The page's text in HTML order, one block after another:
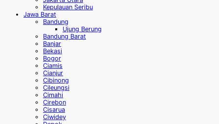
Kepulauan Seribu
Jawa Barat
Bandung
Ujung Berung
Bandung Barat
Banjar
Bekasi
Bogor
Ciamis
Cianjur
Cibinong
Cileungsi
Cimahi
Cirebon
Cisarua
Ciwidey